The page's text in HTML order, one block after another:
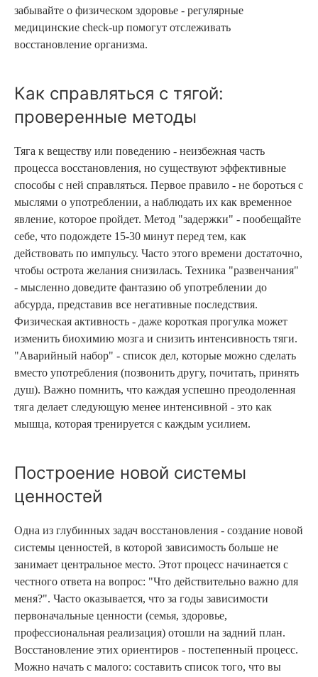
забывайте о физическом здоровье - регулярные
медицинские check-up помогут отслеживать
восстановление организма.
Как справляться с тягой:
проверенные методы
Тяга к веществу или поведению - неизбежная часть
процесса восстановления, но существуют эффективные
способы с ней справляться. Первое правило - не бороться с
мыслями о употреблении, а наблюдать их как временное
явление, которое пройдет. Метод "задержки" - пообещайте
себе, что подождете 15-30 минут перед тем, как
действовать по импульсу. Часто этого времени достаточно,
чтобы острота желания снизилась. Техника "развенчания"
- мысленно доведите фантазию об употреблении до
абсурда, представив все негативные последствия.
Физическая активность - даже короткая прогулка может
изменить биохимию мозга и снизить интенсивность тяги.
"Аварийный набор" - список дел, которые можно сделать
вместо употребления (позвонить другу, почитать, принять
душ). Важно помнить, что каждая успешно преодоленная
тяга делает следующую менее интенсивной - это как
мышца, которая тренируется с каждым усилием.
Построение новой системы
ценностей
Одна из глубинных задач восстановления - создание новой
системы ценностей, в которой зависимость больше не
занимает центральное место. Этот процесс начинается с
честного ответа на вопрос: "Что действительно важно для
меня?". Часто оказывается, что за годы зависимости
первоначальные ценности (семья, здоровье,
профессиональная реализация) отошли на задний план.
Восстановление этих ориентиров - постепенный процесс.
Можно начать с малого: составить список того, что вы